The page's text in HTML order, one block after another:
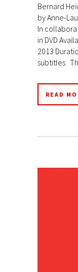
Bernard
by Anne-
In
in DVD
2013
subtitles
READ